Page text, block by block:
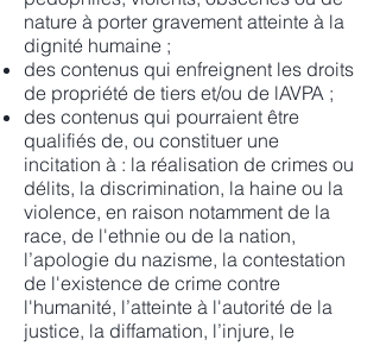
nature à porter gravement atteinte à la
dignité humaine ;
des contenus qui enfreignent les droits
de propriété de tiers et/ou de lAVPA ;
des contenus qui pourraient être
qualifiés de, ou constituer une
incitation à : la réalisation de crimes ou
délits, la discrimination, la haine ou la
violence, en raison notamment de la
race, de l'ethnie ou de la nation,
l’apologie du nazisme, la contestation
de l'existence de crime contre
l'humanité, l’atteinte à l'autorité de la
justice, la diffamation, l’injure, le